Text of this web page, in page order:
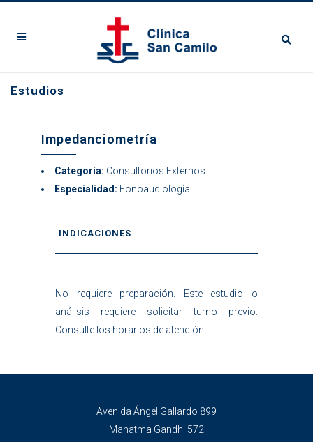
Estudios
Impedanciometría
Categoría: Consultorios Externos
Especialidad: Fonoaudiología
INDICACIONES
No requiere preparación. Este estudio o
análisis requiere solicitar turno previo.
Consulte los horarios de atención.
Avenida Ángel Gallardo 899
Mahatma Gandhi 572